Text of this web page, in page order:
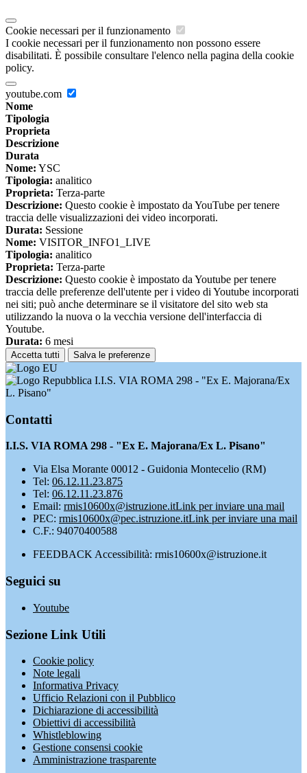
Cookie necessari per il funzionamento
I cookie necessari per il funzionamento non possono essere
disabilitati. È possibile consultare l'elenco nella pagina della cookie
policy.
youtube.com
Nome
Tipologia
Proprieta
Descrizione
Durata
Nome: YSC
Tipologia: analitico
Proprieta: Terza-parte
Descrizione: Questo cookie è impostato da YouTube per tenere
traccia delle visualizzazioni dei video incorporati.
Durata: Sessione
Nome: VISITOR_INFO1_LIVE
Tipologia: analitico
Proprieta: Terza-parte
Descrizione: Questo cookie è impostato da Youtube per tenere
traccia delle preferenze dell'utente per i video di Youtube incorporati
nei siti; può anche determinare se il visitatore del sito web sta
utilizzando la nuova o la vecchia versione dell'interfaccia di
Youtube.
Durata: 6 mesi
Accetta tutti Salva le preferenze
I.I.S. VIA ROMA 298 - "Ex E. Majorana/Ex
L. Pisano"
Contatti
I.I.S. VIA ROMA 298 - "Ex E. Majorana/Ex L. Pisano"
Via Elsa Morante 00012 - Guidonia Montecelio (RM)
Tel: 06.12.11.23.875
Tel: 06.12.11.23.876
Email: rmis10600x@istruzione.itLink per inviare una mail
PEC: rmis10600x@pec.istruzione.itLink per inviare una mail
C.F.: 94070400588
FEEDBACK Accessibilità: rmis10600x@istruzione.it
Seguici su
Youtube
Sezione Link Utili
Cookie policy
Note legali
Informativa Privacy
Ufficio Relazioni con il Pubblico
Dichiarazione di accessibilità
Obiettivi di accessibilità
Whistleblowing
Gestione consensi cookie
Amministrazione trasparente